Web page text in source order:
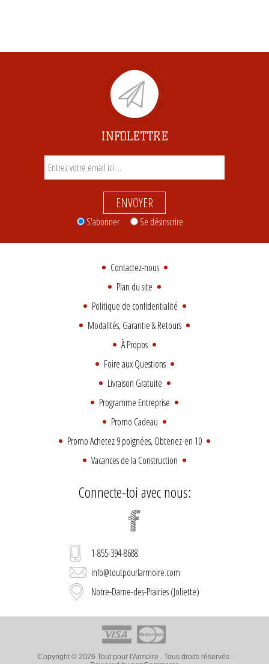
INFOLETTRE
ENVOYER
S'abonner Se désinscrire
Contactez-nous
Plan du site
Politique de confidentialité
Modalités, Garantie & Retours
À Propos
Foire aux Questions
Livraison Gratuite
Programme Entreprise
Promo Cadeau
Promo Achetez 9 poignées, Obtenez-en 10
Vacances de la Construction
Connecte-toi avec nous:
1-855-394-8688
info@toutpourlarmoire.com
Notre-Dame-des-Prairies (Joliette)
Copyright © 2026 Tout pour l'Armoire . Tous droits réservés.